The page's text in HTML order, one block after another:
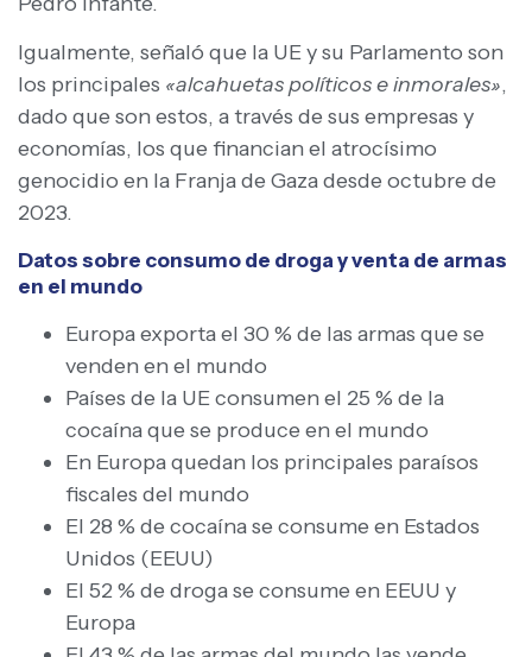
Igualmente, señaló que la UE y su Parlamento son
los principales «alcahuetas políticos e inmorales»,
dado que son estos, a través de sus empresas y
economías, los que financian el atrocísimo
genocidio en la Franja de Gaza desde octubre de
2023.
Datos sobre consumo de droga y venta de armas
en el mundo
Europa exporta el 30 % de las armas que se
venden en el mundo
Países de la UE consumen el 25 % de la
cocaína que se produce en el mundo
En Europa quedan los principales paraísos
fiscales del mundo
El 28 % de cocaína se consume en Estados
Unidos (EEUU)
El 52 % de droga se consume en EEUU y
Europa